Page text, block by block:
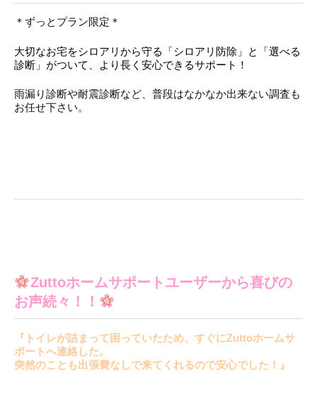
＊ずっとプラン限定＊
大切なお宅をシロアリから守る「シロアリ防除」と「選べる
診断」がついて、より長く安心できるサポート！
雨漏り診断や耐震診断など、普段はなかなか出来ない調査も
お任せ下さい。
Zuttoホームサポートユーザーから喜びの
お声続々！！
『トイレが詰まって困っていたため、すぐにZuttoホームサ
ポートへ連絡した。
突然のことも出張費なしで来てくれるので安心でした！』